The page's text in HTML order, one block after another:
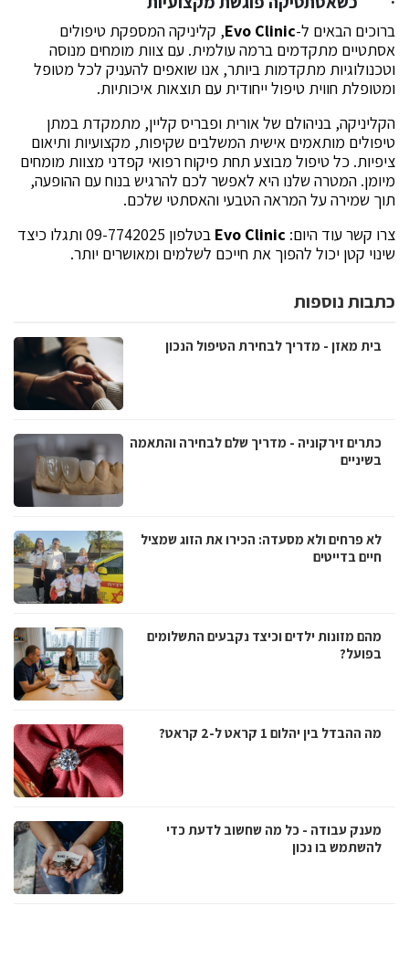
ברוכים הבאים ל-Evo Clinic, קליניקה המספקת טיפולים
אסתטיים מתקדמים ברמה עולמית. עם צוות מומחים מנוסה
וטכנולוגיות מתקדמות ביותר, אנו שואפים להעניק לכל מטופל
ומטופלת חווית טיפול ייחודית עם תוצאות איכותיות.
הקליניקה, בניהולם של אורית ופבריס קליין, מתמקדת במתן
טיפולים מותאמים אישית המשלבים שקיפות, מקצועיות ותיאום
ציפיות. כל טיפול מבוצע תחת פיקוח רפואי קפדני מצוות מומחים
מיומן. המטרה שלנו היא לאפשר לכם להרגיש בנוח עם ההופעה,
תוך שמירה על המראה הטבעי והאסתטי שלכם.
צרו קשר עוד היום: Evo Clinic
בטלפון 09-7742025 ותגלו כיצד
שינוי קטן יכול להפוך את חייכם לשלמים ומאושרים יותר.
כתבות נוספות
בית מאזן - מדריך לבחירת הטיפול הנכון
כתרים זירקוניה - מדריך שלם לבחירה והתאמה
בשיניים
לא פרחים ולא מסעדה: הכירו את הזוג שמציל
חיים בדייטים
מהם מזונות ילדים וכיצד נקבעים התשלומים
בפועל?
מה ההבדל בין יהלום 1 קראט ל-2 קראט?
מענק עבודה - כל מה שחשוב לדעת כדי
להשתמש בו נכון